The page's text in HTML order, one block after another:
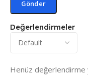
Değerlendirmeler
Henüz değerlendirme